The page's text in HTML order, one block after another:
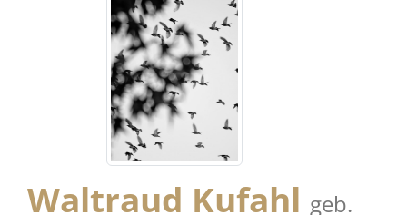
Waltraud Kufahl geb.